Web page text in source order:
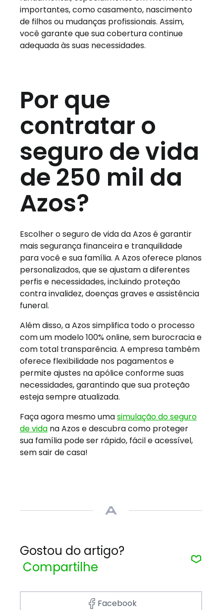
importantes, como casamento, nascimento
de filhos ou mudanças profissionais. Assim,
você garante que sua cobertura continue
adequada às suas necessidades.
Por que
contratar o
seguro de vida
de 250 mil da
Azos?
Escolher o seguro de vida da Azos é garantir
mais segurança financeira e tranquilidade
para você e sua família. A Azos oferece planos
personalizados, que se ajustam a diferentes
perfis e necessidades, incluindo proteção
contra invalidez, doenças graves e assistência
funeral.
Além disso, a Azos simplifica todo o processo
com um modelo 100% online, sem burocracia e
com total transparência. A empresa também
oferece flexibilidade nos pagamentos e
permite ajustes na apólice conforme suas
necessidades, garantindo que sua proteção
esteja sempre atualizada.
Faça agora mesmo umasimulação do seguro
de vida na Azos e descubra como proteger
sua família pode ser rápido, fácil e acessível,
sem sair de casa!
Gostou do artigo?
Compartilhe
Facebook